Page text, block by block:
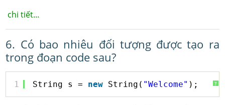
chi tiết...
6. Có bao nhiêu đối tượng được tạo ra
trong đoạn code sau?
?
1 String s = new String( "Welcome" );